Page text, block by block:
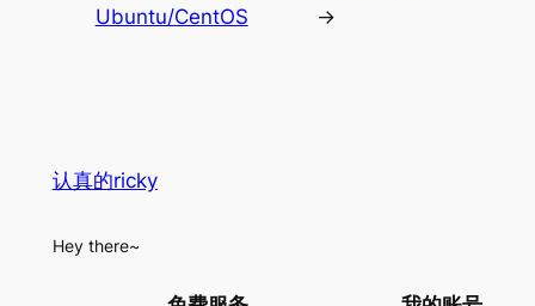
Ubuntu/CentOS
→
认真的ricky
Hey there~